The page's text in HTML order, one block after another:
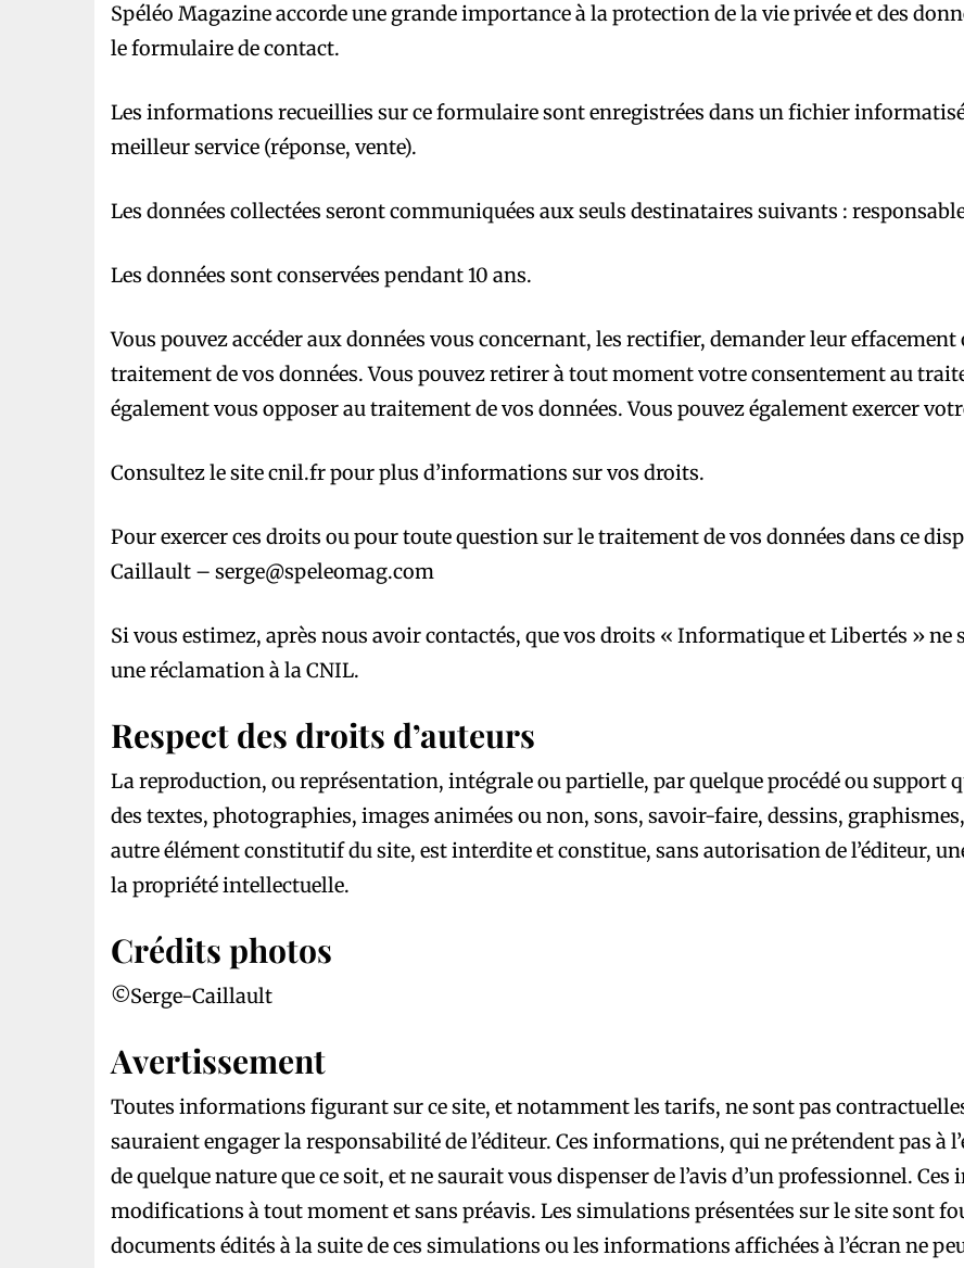
Spéléo Magazine accorde une grande importance à la protection de la vie privée et des
le formulaire de contact.
Les informations recueillies sur ce formulaire sont enregistrées dans un fichier
meilleur service (réponse, vente).
Les données collectées seront communiquées aux seuls destinataires suivants :
Les données sont conservées pendant 10 ans.
Vous pouvez accéder aux données vous concernant, les rectifier, demander leur
traitement de vos données. Vous pouvez retirer à tout moment votre consentement au
également vous opposer au traitement de vos données. Vous pouvez également exercer
Consultez le site cnil.fr pour plus d’informations sur vos droits.
Pour exercer ces droits ou pour toute question sur le traitement de vos données dans ce
Caillault – serge@speleomag.com
Si vous estimez, après nous avoir contactés, que vos droits « Informatique et Libertés » ne
une réclamation à la CNIL.
Respect des droits d’auteurs
La reproduction, ou représentation, intégrale ou partielle, par quelque procédé ou support
des textes, photographies, images animées ou non, sons, savoir-faire, dessins,
autre élément constitutif du site, est interdite et constitue, sans autorisation de l’éditeur,
la propriété intellectuelle.
Crédits photos
©Serge-Caillault
Avertissement
Toutes informations figurant sur ce site, et notamment les tarifs, ne sont pas
sauraient engager la responsabilité de l’éditeur. Ces informations, qui ne prétendent pas à
de quelque nature que ce soit, et ne saurait vous dispenser de l’avis d’un professionnel.
modifications à tout moment et sans préavis. Les simulations présentées sur le site sont
documents édités à la suite de ces simulations ou les informations affichées à l’écran ne